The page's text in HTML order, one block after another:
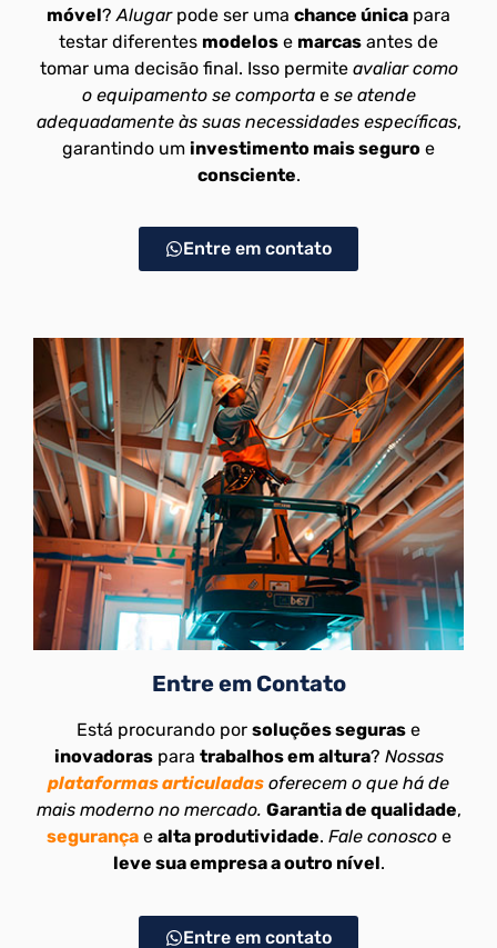
móvel? Alugarpode ser uma chance única para
testar diferentes modelos e marcas antes de
tomar uma decisão final. Isso permite avaliar como
o equipamento se comportae se atende
adequadamente às suas necessidades específicas,
garantindo um investimento mais seguro e
consciente.
Entre em contato
Entre em Contato
Está procurando por soluções seguras e
inovadoraspara trabalhos em altura? Nossas
plataformas articuladas oferecem o que há de
mais moderno no mercado. Garantia de qualidade,
segurança e alta produtividade. Fale conoscoe
leve sua empresa a outro nível.
Entre em contato